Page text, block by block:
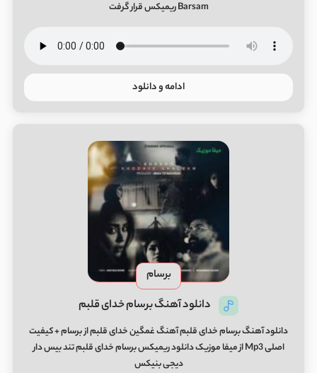
Barsam ریمیکس قرار گرفت
ادامه و دانلود
برسام
دانلود آهنگ برسام خدای قلبم
دانلود آهنگ برسام خدای قلبم آهنگ غمگین خدای قلبم از برسام + کیفیت
اصلی Mp3 از میفا موزیک دانلود ریمیکس برسام خدای قلبم تند بیس دار
دیجی بنیکس